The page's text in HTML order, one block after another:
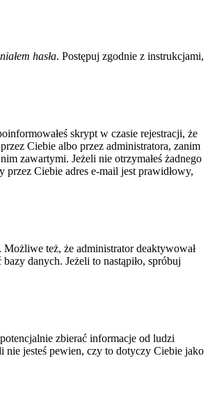
hasła. Postępuj zgodnie z instrukcjami,
skrypt w czasie rejestracji, że
Ciebie albo przez administratora, zanim
zawartymi. Jeżeli nie otrzymałeś żadnego
przez Ciebie adres e-mail jest prawidłowy,
Możliwe też, że administrator deaktywował
danych. Jeżeli to nastąpiło, spróbuj
zbierać informacje od ludzi
jesteś pewien, czy to dotyczy Ciebie jako